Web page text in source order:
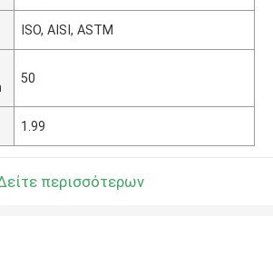
ISO, AISI, ASTM
50
1.99
περισσότερων